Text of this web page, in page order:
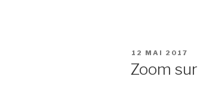
PUBLIÉ
12 MAI 2017
Zoom